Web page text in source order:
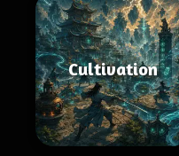
Cultivation